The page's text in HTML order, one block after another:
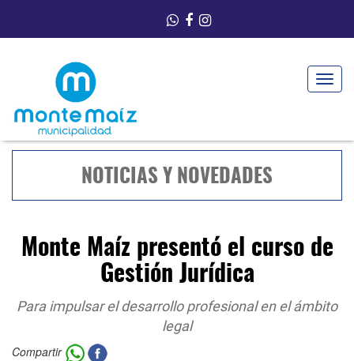
Toggle
NOTICIAS Y NOVEDADES
Monte Maíz presentó el curso de
Gestión Jurídica
Para impulsar el desarrollo profesional en el ámbito
legal
Compartir